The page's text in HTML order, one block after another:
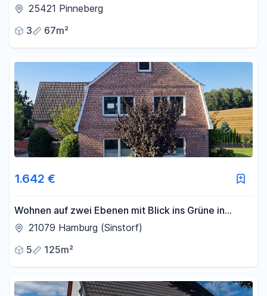
25421 Pinneberg
3
67m²
1.642 €
Wohnen auf zwei Ebenen mit Blick ins Grüne in
Hamburg-Sinstorf
21079 Hamburg (Sinstorf)
5
125m²